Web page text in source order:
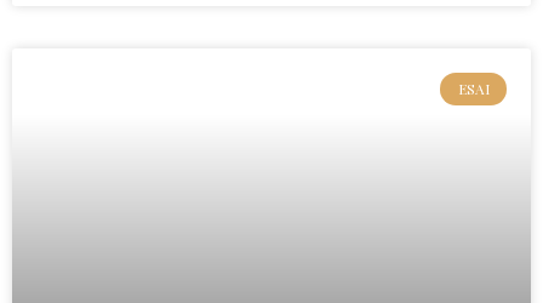
ESAI